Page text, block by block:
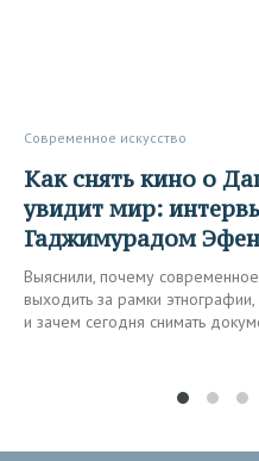
Современное искусство
Как снять кино о Дагестане, которое
увидит мир:
Гаджимурадом
Выяснили, почему
выходить за рамки
и зачем сегодня снимать